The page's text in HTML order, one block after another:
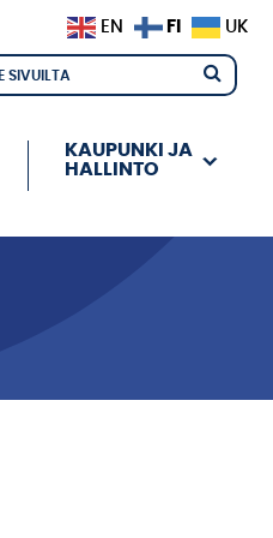
KAUPUNKI JA
HALLINTO
EN FI UK